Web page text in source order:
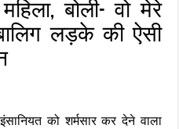
बोली- वो मेरे
लड़के की ऐसी
को शर्मसार कर देने वाला